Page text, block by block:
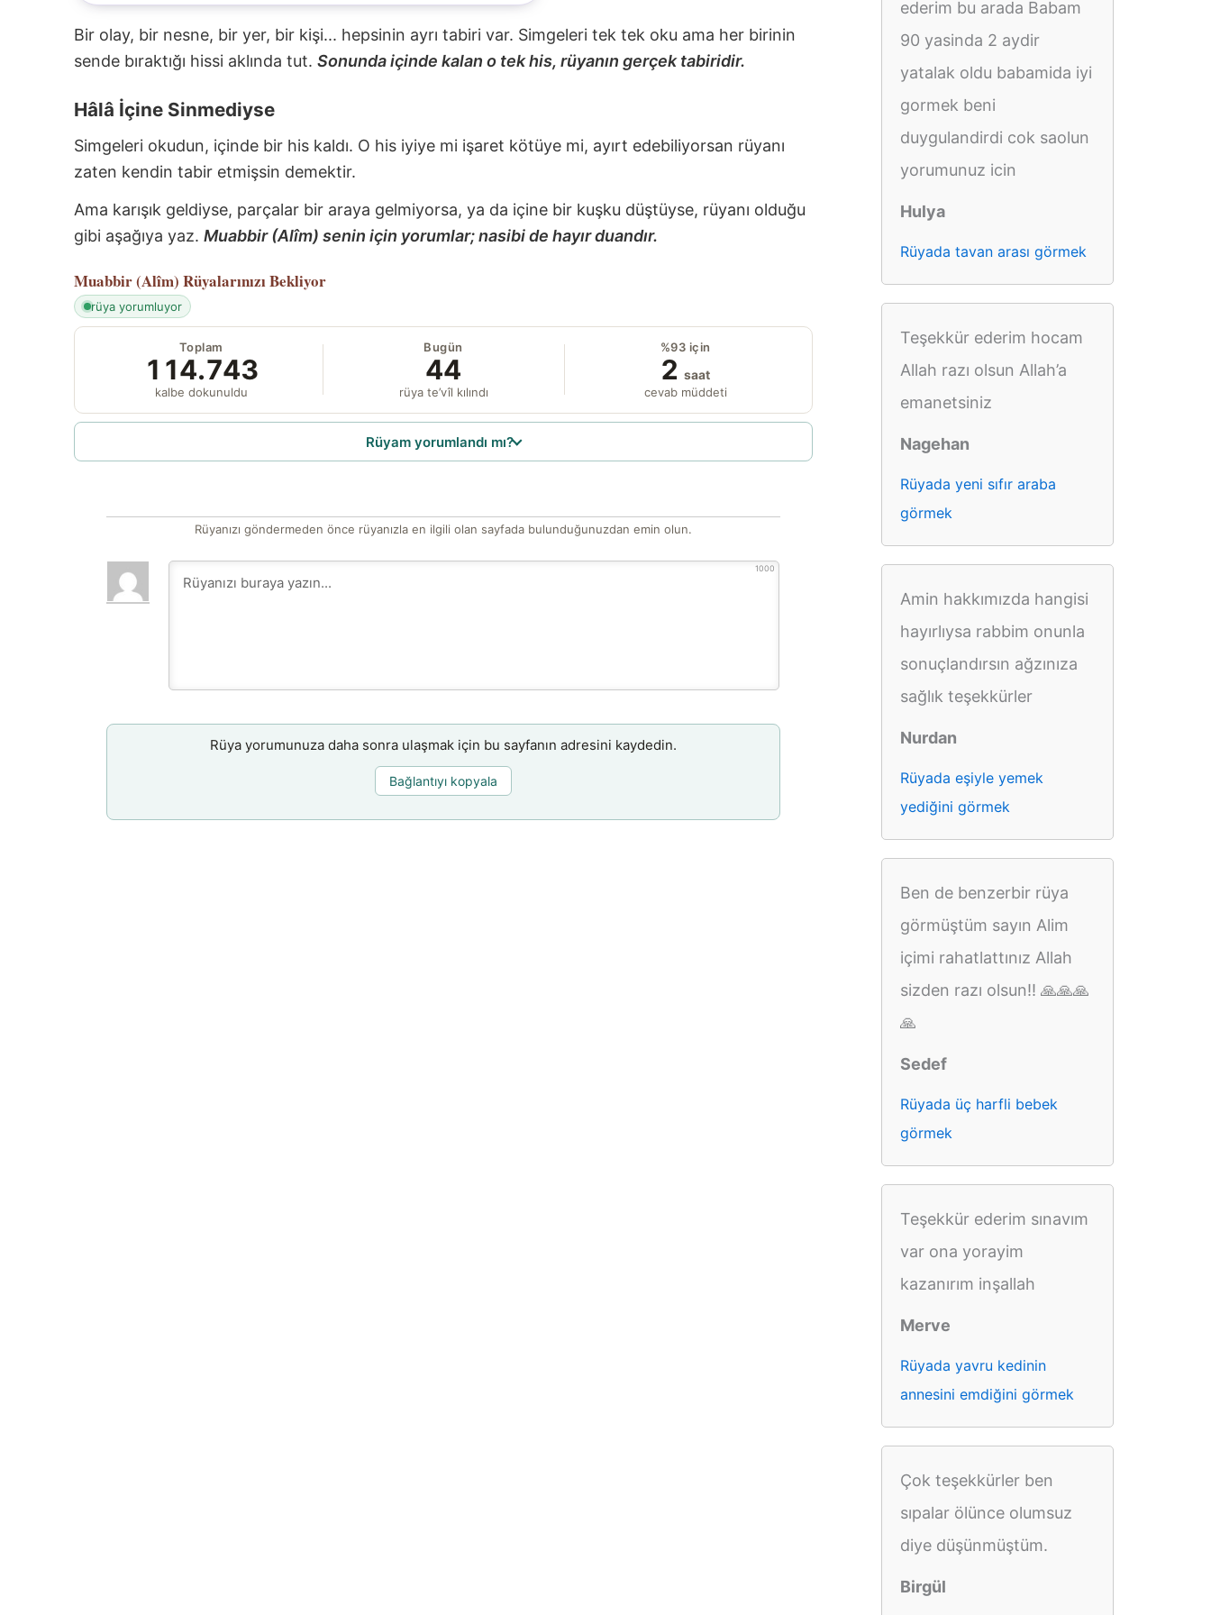
Bir olay, bir nesne, bir yer, bir kişi... hepsinin ayrı tabiri var. Simgeleri tek tek oku ama her birinin
sende bıraktığı hissi aklında tut. Sonunda içinde kalan o tek his, rüyanın gerçek tabiridir.
Hâlâ İçine Sinmediyse
Simgeleri okudun, içinde bir his kaldı. O his iyiye mi işaret kötüye mi, ayırt edebiliyorsan rüyanı
zaten kendin tabir etmişsin demektir.
Ama karışık geldiyse, parçalar bir araya gelmiyorsa, ya da içine bir kuşku düştüyse, rüyanı olduğu
gibi aşağıya yaz. Muabbir (Alîm) senin için yorumlar; nasibi de hayır duandır.
Muabbir (Alîm) Rüyalarınızı Bekliyor
rüya yorumluyor
Toplam
114.743
kalbe dokunuldu
Bugün
44
rüya te’vîl kılındı
%93 için
2 saat
cevab müddeti
Rüyam yorumlandı mı?
Rüyanızı göndermeden önce rüyanızla en ilgili olan sayfada bulunduğunuzdan emin olun.
1000
Rüya yorumunuza daha sonra ulaşmak için bu sayfanın adresini kaydedin.
Bağlantıyı kopyala
ederim bu arada Babam
90 yasinda 2 aydir
yatalak oldu babamida iyi
gormek beni
duygulandirdi cok saolun
yorumunuz icin
Hulya
Rüyada tavan arası görmek
Teşekkür ederim hocam
Allah razı olsun Allah’a
emanetsiniz
Nagehan
Rüyada yeni sıfır araba
görmek
Amin hakkımızda hangisi
hayırlıysa rabbim onunla
sonuçlandırsın ağzınıza
sağlık teşekkürler
Nurdan
Rüyada eşiyle yemek
yediğini görmek
Ben de benzerbir rüya
görmüştüm sayın Alim
içimi rahatlattınız Allah
sizden razı olsun!! 🙏🙏🙏
🙏
Sedef
Rüyada üç harfli bebek
görmek
Teşekkür ederim sınavım
var ona yorayim
kazanırım inşallah
Merve
Rüyada yavru kedinin
annesini emdiğini görmek
Çok teşekkürler ben
sıpalar ölünce olumsuz
diye düşünmüştüm.
Birgül